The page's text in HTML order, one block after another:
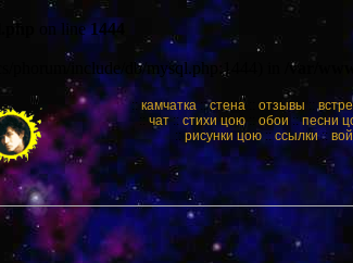
on line1444
phorum/include/db/mysql.php:1444) in
/var/
:: камчатка::стена отзывы ::
чат:: стихи цою обои ::песни
:: рисунки цою::ссылки::